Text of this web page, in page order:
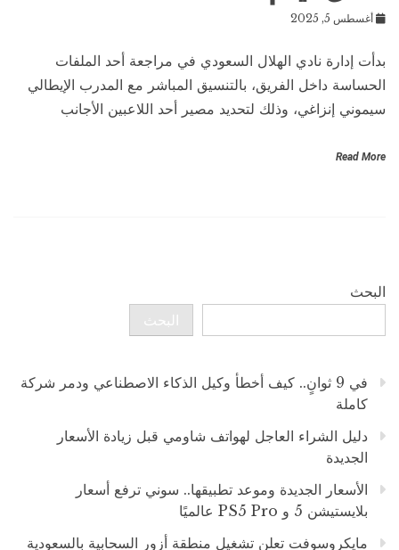
أغسطس 5, 2025
بدأت إدارة نادي الهلال السعودي في مراجعة أحد الملفات
الحساسة داخل الفريق، بالتنسيق المباشر مع المدرب الإيطالي
سيموني إنزاغي، وذلك لتحديد مصير أحد اللاعبين الأجانب
Read More
البحث
البحث
في 9 ثوانٍ.. كيف أخطأ وكيل الذكاء الاصطناعي ودمر شركة
كاملة
دليل الشراء العاجل لهواتف شاومي قبل زيادة الأسعار
الجديدة
الأسعار الجديدة وموعد تطبيقها.. سوني ترفع أسعار
بلايستيشن 5 و PS5 Pro عالميًا
مايكروسوفت تعلن تشغيل منطقة أزور السحابية بالسعودية